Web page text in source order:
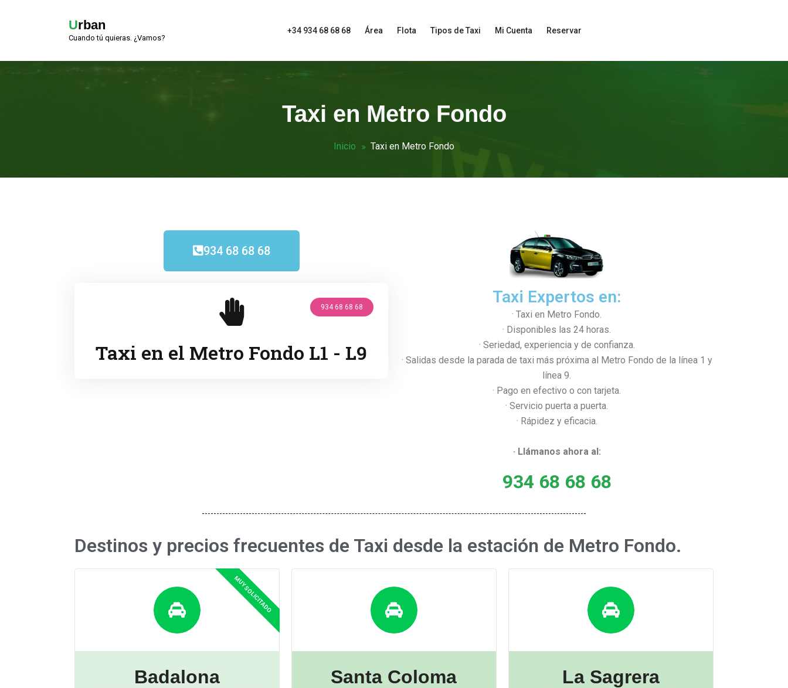
Urban
Cuando tú quieras. ¿Vamos?
+34 934 68 68 68 Área Flota Tipos de Taxi Mi Cuenta Reservar
Taxi en Metro Fondo
Inicio Taxi en Metro Fondo
934 68 68 68
934 68 68 68
Taxi en el Metro Fondo L1 - L9
Taxi Expertos en:
· Taxi en Metro Fondo.
· Disponibles las 24 horas.
· Seriedad, experiencia y de confianza.
· Salidas desde la parada de taxi más próxima al Metro Fondo de la línea 1 y
línea 9.
· Pago en efectivo o con tarjeta.
· Servicio puerta a puerta.
· Rápidez y eficacia.
· Llámanos ahora al:
934 68 68 68
Destinos y precios frecuentes de Taxi desde la estación de Metro Fondo.
Badalona Santa Coloma La Sagrera